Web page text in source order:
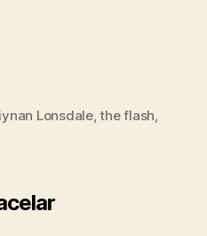
Lonsdale,the flash